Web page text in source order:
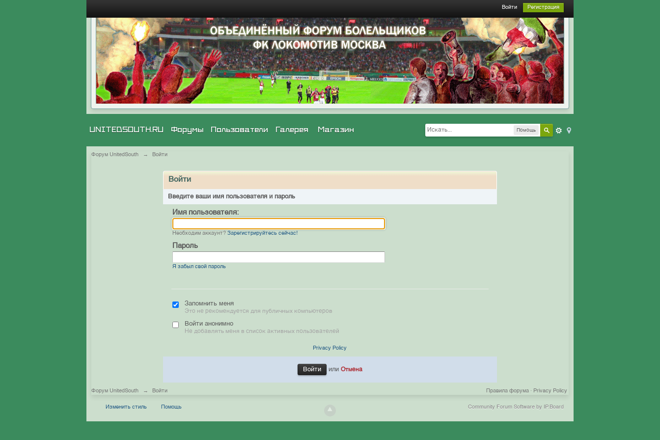
Войти Регистрация
Помощь
UNITEDSOUTH.RU Галерея Магазин
Форумы Пользователи
Форум UnitedSouth → Войти
Войти
Введите ваши имя пользователя и пароль
Имя пользователя:
Необходим аккаунт? Зарегистрируйтесь сейчас!
Пароль
Я забыл свой пароль
Запомнить меня
Это не рекомендуется для публичных компьютеров
Войти анонимно
Не добавлять меня в список активных пользователей
Privacy Policy
или Отмена
Форум UnitedSouth → Войти Privacy Policy
Правила форума ·
Изменить стиль Помощь Community Forum Software by IP.Board